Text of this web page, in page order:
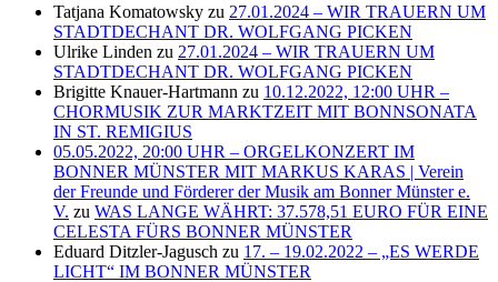
Tatjana Komatowsky zu 27.01.2024 – WIR TRAUERN UM
STADTDECHANT DR. WOLFGANG PICKEN
Ulrike Linden zu 27.01.2024 – WIR TRAUERN UM
STADTDECHANT DR. WOLFGANG PICKEN
Brigitte Knauer-Hartmann zu 10.12.2022, 12:00 UHR –
CHORMUSIK ZUR MARKTZEIT MIT BONNSONATA
IN ST. REMIGIUS
05.05.2022, 20:00 UHR – ORGELKONZERT IM
BONNER MÜNSTER MIT MARKUS KARAS | Verein
der Freunde und Förderer der Musik am Bonner Münster e.
V. zu WAS LANGE WÄHRT: 37.578,51 EURO FÜR EINE
CELESTA FÜRS BONNER MÜNSTER
Eduard Ditzler-Jagusch zu 17. – 19.02.2022 – „ES WERDE
LICHT“ IM BONNER MÜNSTER